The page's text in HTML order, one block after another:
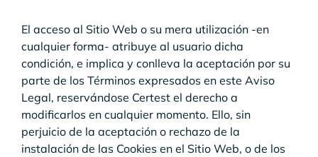
El acceso al Sitio Web o su mera utilización -en
cualquier forma- atribuye al usuario dicha
condición, e implica y conlleva la aceptación por su
parte de los Términos expresados en este Aviso
Legal, reservándose Certest el derecho a
modificarlos en cualquier momento. Ello, sin
perjuicio de la aceptación o rechazo de la
instalación de las Cookies en el Sitio Web, o de los